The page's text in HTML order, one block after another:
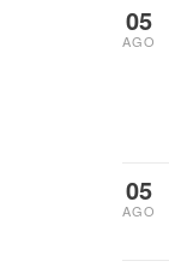
05
AGO
05
AGO